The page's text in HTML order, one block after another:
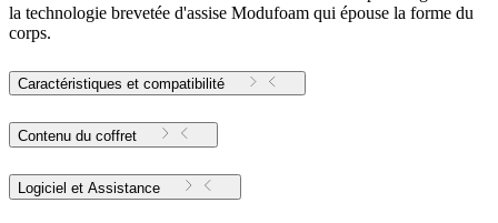
la technologie brevetée d'assise Modufoam qui épouse la forme du
corps.
Caractéristiques et compatibilité
Contenu du coffret
Logiciel et Assistance